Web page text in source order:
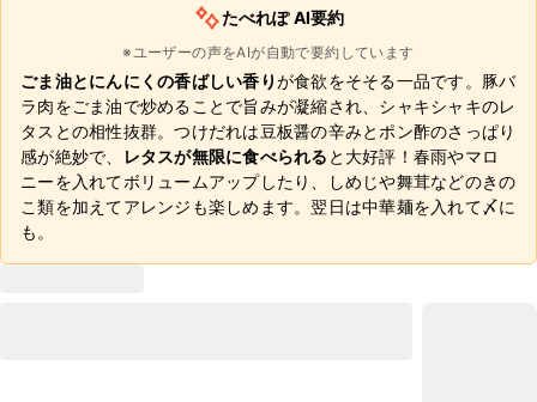
たべれぽ AI要約
※ユーザーの声をAIが自動で要約しています
ごま油とにんにくの香ばしい香りが食欲をそそる一品です。豚バ
ラ肉をごま油で炒めることで旨みが凝縮され、シャキシャキのレ
タスとの相性抜群。つけだれは豆板醤の辛みとポン酢のさっぱり
感が絶妙で、
レタスが無限に食べられる と大好評！春雨やマロ
ニーを入れてボリュームアップしたり、しめじや舞茸などのきの
こ類を加えてアレンジも楽しめます。翌日は中華麺を入れて〆に
も。